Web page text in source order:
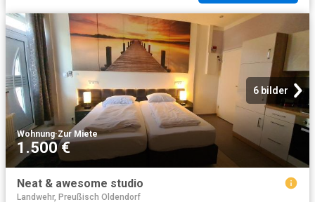
6 bilder
Wohnung·Zur Miete
1.500 €
Neat & awesome studio
Landwehr, Preußisch Oldendorf